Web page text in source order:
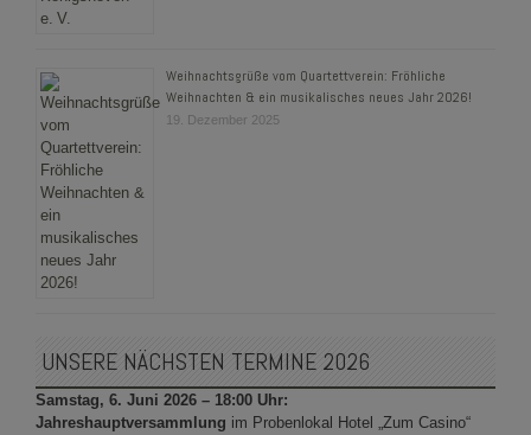
Weihnachtsgrüße vom Quartettverein: Fröhliche
Weihnachten & ein musikalisches neues Jahr 2026!
19. Dezember 2025
UNSERE NÄCHSTEN TERMINE 2026
Samstag, 6. Juni 2026 – 18:00 Uhr:
Jahreshauptversammlung im Probenlokal Hotel „Zum Casino“